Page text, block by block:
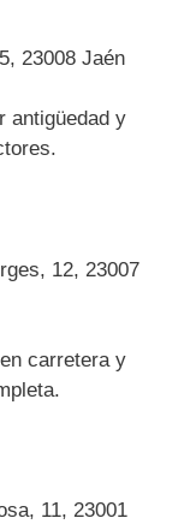
23008 Jaén
antigüedad y
12, 23007
carretera y
11, 23001